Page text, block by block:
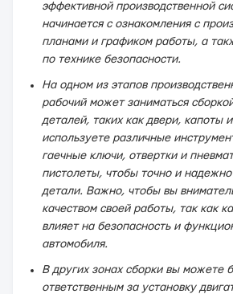
эффективной производственной
начинается с ознакомления с
планами и графиком работы, а
по технике безопасности.
На одном из этапов
рабочий может заниматься
деталей, таких как двери, капоты
используете различные
гаечные ключи, отвертки и
пистолеты, чтобы точно и надежно
детали. Важно, чтобы вы
качеством своей работы, так как
влияет на безопасность и
автомобиля.
В других зонах сборки вы можете
ответственным за установку